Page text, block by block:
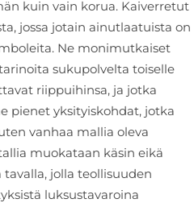
kuin vain korua. Kaiverretut
jossa jotain ainutlaatuista on
Ne monimutkaiset
sukupolvelta toiselle
riippuihinsa, ja jotka
pienet yksityiskohdat, jotka
vanhaa mallia oleva
muokataan käsin eikä
jolla teollisuuden
luksustavaroina